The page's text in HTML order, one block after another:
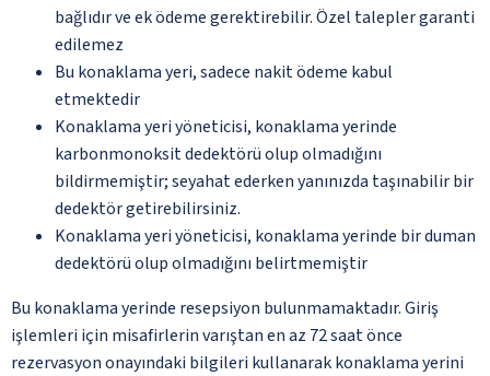
bağlıdır ve ek ödeme gerektirebilir. Özel talepler garanti
edilemez
Bu konaklama yeri, sadece nakit ödeme kabul
etmektedir
Konaklama yeri yöneticisi, konaklama yerinde
karbonmonoksit dedektörü olup olmadığını
bildirmemiştir; seyahat ederken yanınızda taşınabilir bir
dedektör getirebilirsiniz.
Konaklama yeri yöneticisi, konaklama yerinde bir duman
dedektörü olup olmadığını belirtmemiştir
Bu konaklama yerinde resepsiyon bulunmamaktadır. Giriş
işlemleri için misafirlerin varıştan en az 72 saat önce
rezervasyon onayındaki bilgileri kullanarak konaklama yerini